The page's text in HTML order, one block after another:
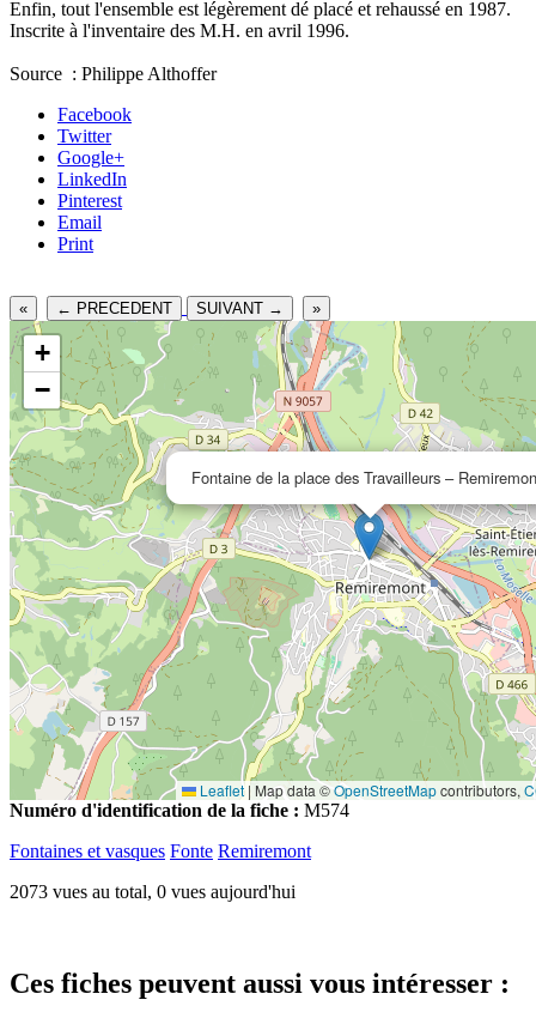
Enfin, tout l'ensemble est légèrement dé placé et rehaussé en 1987.
Inscrite à l'inventaire des M.H. en avril 1996.
Source : Philippe Althoffer
Facebook
Twitter
Google+
LinkedIn
Pinterest
Email
Print
« ← PRECEDENT SUIVANT → »
Fontaine de la place des Travailleurs –
+
−
Leaflet | Map data ©OpenStreetMapcontributors,
Numéro d'identification de la fiche : M574
Fontaines et vasques Fonte Remiremont
2073 vues au total, 0 vues aujourd'hui
Ces fiches peuvent aussi vous intéresser :